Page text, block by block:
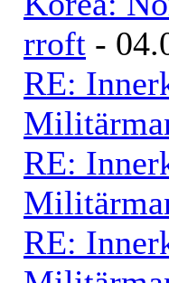
rroft -
RE:
RE:
RE: